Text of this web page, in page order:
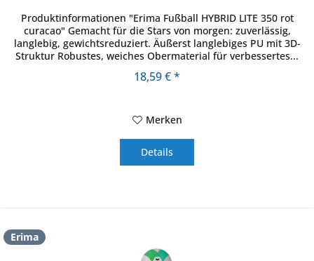
Produktinformationen "Erima Fußball HYBRID LITE 350 rot
curacao" Gemacht für die Stars von morgen: zuverlässig,
langlebig, gewichtsreduziert. Äußerst langlebiges PU mit 3D-
Struktur Robustes, weiches Obermaterial für verbessertes...
18,59 € *
Merken
Details
Erima